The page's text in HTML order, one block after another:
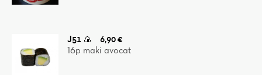
J51 🍙
6,90 €
16p maki avocat